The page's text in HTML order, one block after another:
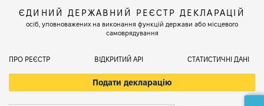
ЄДИНИЙ ДЕРЖАВНИЙ РЕЄСТР ДЕКЛАРАЦІЙ
осіб, уповноважених на виконання функцій держави або місцевого
самоврядування
ПРО РЕЄСТР ВІДКРИТИЙ АРІ СТАТИСТИЧНІ ДАНІ
Подати декларацію